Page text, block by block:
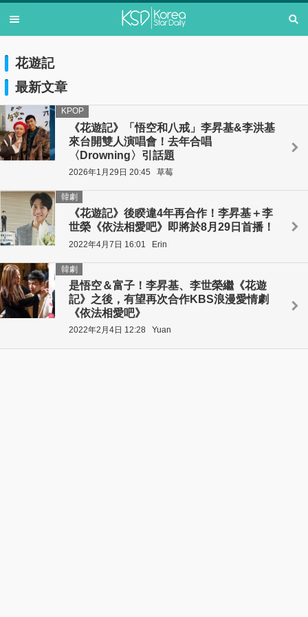
花遊記
最新文章
《花遊記》「悟空和八戒」李昇基&李洪基
來台開雙人演唱會！去年合唱
〈Drowning〉引話題
KPOP
2026年1月29日 20:45 草莓
《花遊記》後睽違4年再合作！李昇基＋李
世榮《依法相愛吧》即將於8月29日首播！
韓劇
2022年4月7日 16:01 Erin
是悟空＆富子！李昇基、李世榮繼《花遊
記》之後，有望再次合作KBS浪漫愛情劇
《依法相愛吧》
韓劇
2022年2月4日 12:28 Yuan